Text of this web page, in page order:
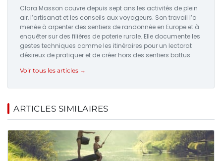
Clara Masson couvre depuis sept ans les activités de plein
air, l’artisanat et les conseils aux voyageurs. Son travail l’a
menée à arpenter des sentiers de randonnée en Europe et à
enquêter sur des filières de poterie rurale. Elle documente les
gestes techniques comme les itinéraires pour un lectorat
désireux de pratiquer et de créer hors des sentiers battus.
Voir tous les articles →
ARTICLES SIMILAIRES